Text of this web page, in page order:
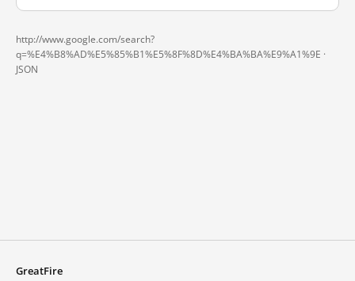
http://www.google.com/search?
q=%E4%B8%AD%E5%85%B1%E5%8F%8D%E4%BA%BA%E9%A1%9E ·
JSON
GreatFire